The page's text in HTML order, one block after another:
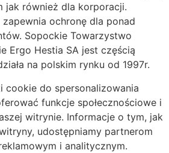
jak również dla korporacji.
zapewnia ochronę dla ponad
Sopockie Towarzystwo
Ergo Hestia SA jest częścią
na polskim rynku od 1997r.
cookie do spersonalizowania
funkcje społecznościowe i
witrynie. Informacje o tym, jak
udostępniamy partnerom
i analitycznym.